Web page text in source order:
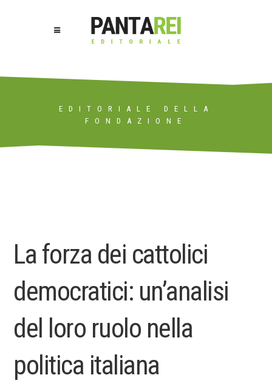
EDITORIALE DELLA
FONDAZIONE
La forza dei cattolici
democratici: un’analisi
del loro ruolo nella
politica italiana